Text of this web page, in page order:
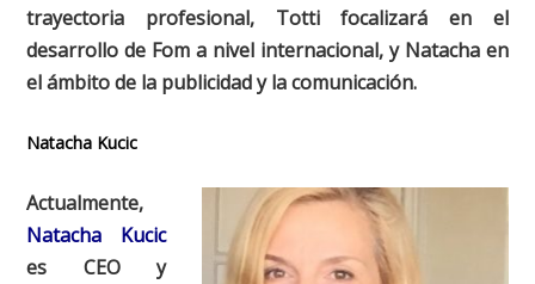
trayectoria profesional, Totti focalizará en el
desarrollo de Fom a nivel internacional, y Natacha en
el ámbito de la publicidad y la comunicación.
Natacha Kucic
Actualmente,
Natacha Kucic
es CEO y